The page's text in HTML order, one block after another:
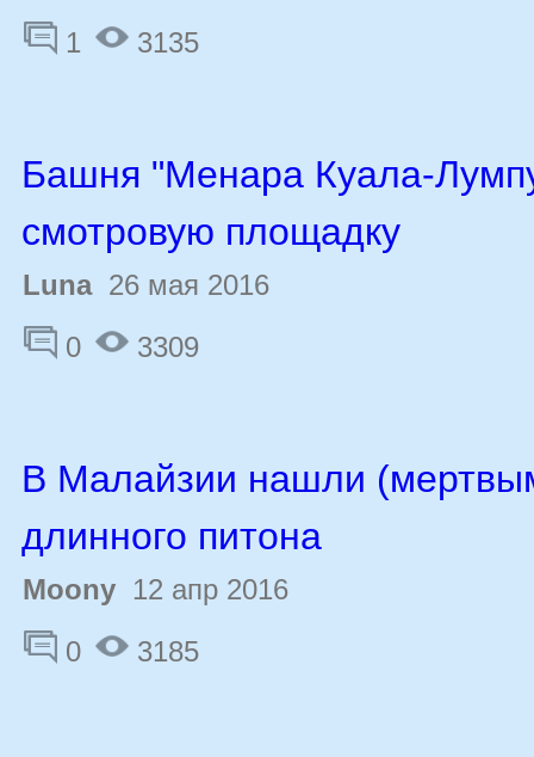
1
3135
Башня "Менара Куала-
смотровую площадку
Luna26 мая 2016
0
3309
В Малайзии нашли
длинного питона
Moony 12 апр 2016
0
3185